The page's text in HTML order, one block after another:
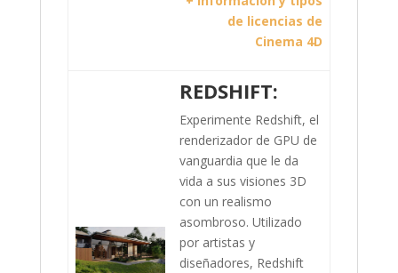
de licencias de
Cinema 4D
REDSHIFT:
Experimente Redshift, el
renderizador de GPU de
vanguardia que le da
vida a sus visiones 3D
con un realismo
asombroso. Utilizado
por artistas y
diseñadores, Redshift